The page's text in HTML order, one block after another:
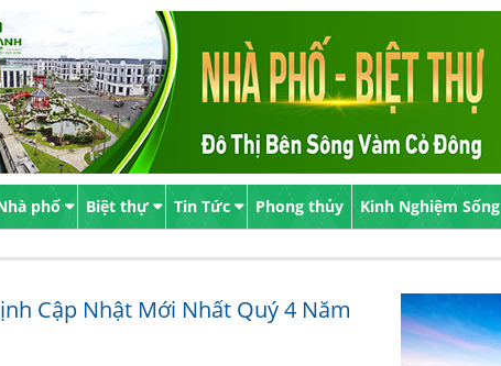
phố Biệt thự Tin Tức Phong thủy Kinh Nghiệm Sống
Cập Nhật Mới Nhất Quý 4 Năm